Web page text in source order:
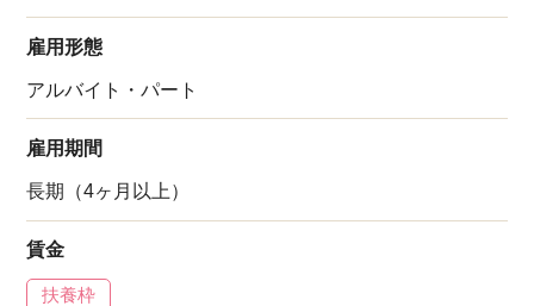
雇用形態
アルバイト・パート
雇用期間
長期（4ヶ月以上）
賃金
扶養枠